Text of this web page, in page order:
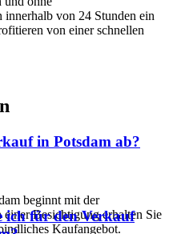
innerhalb von 24 Stunden ein
von einer schnellen
in Potsdam ab?
beginnt mit der
einer Besichtigung erhalten Sie
Kaufangebot.
ich für den Verkauf